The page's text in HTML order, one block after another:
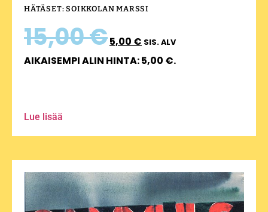
HÄTÄSET: SOIKKOLAN MARSSI
15,00€5,00 € SIS. ALV
AIKAISEMPI ALIN HINTA:5,00 €.
Lue lisää